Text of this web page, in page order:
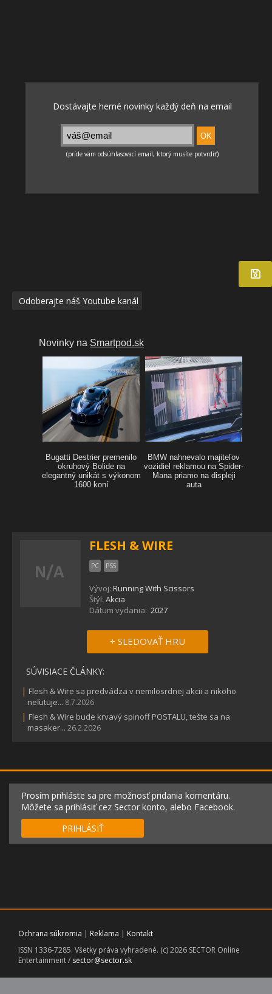
Odoberajte náš Youtube kanál
FLESH & WIRE
PC PS5
Vývoj: Running With Scissors
Štýl: Akcia
Dátum vydania: 2027
+ SLEDOVAŤ HRU
SÚVISIACE ČLÁNKY:
| Flesh & Wire sa predvádza v nemilosrdnej akcii a nikoho
neľutuje... 8.7.2026
| Flesh & Wire bude krvavý spinoff POSTALU, tešte sa na
masaker... 26.2.2026
Prosím prihláste sa pre možnosť pridania komentáru.
Môžete sa prihlásiť cez Sector konto, alebo Facebook.
PRIHLÁSIŤ
Ochrana súkromia | Reklama | Kontakt
ISSN 1336-7285. Všetky práva vyhradené. (c) 2026 SECTOR Online
Entertainment / sector@sector.sk